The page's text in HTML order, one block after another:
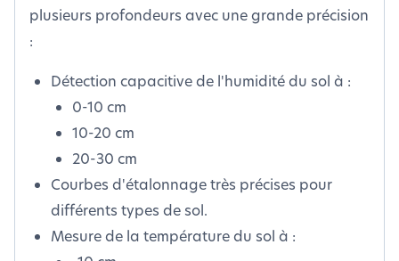
plusieurs profondeurs avec une grande précision
:
Détection capacitive de l'humidité du sol à :
0-10 cm
10-20 cm
20-30 cm
Courbes d'étalonnage très précises pour
différents types de sol.
Mesure de la température du sol à :